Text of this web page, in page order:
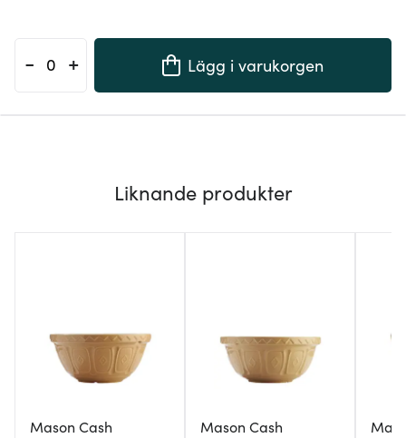
- + Lägg i varukorgen
Liknande produkter
Mason Cash Mason Cash